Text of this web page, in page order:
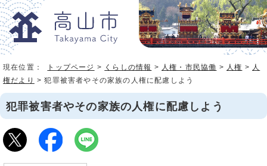
現在位置： トップページ > くらしの情報 > 人権・市民協働 > 人権 > 人
権だより > 犯罪被害者やその家族の人権に配慮しよう
犯罪被害者やその家族の人権に配慮しよう